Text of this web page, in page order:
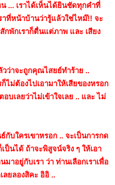
... เราได้เห็นได้ยินชัดทุกคำที่
าที่หน้าบ้านว่ารู้แล้วใช่ไหม๊!! จะ
กพักเราก็ตื่นแต่ภาพ และ เสียง
วว่าจะถูกคุณไสยย์ทำร้าย ..
ไม่ต้องไปเอามาให้เสียของหรอก
บเลยว่าไม่เข้าใจเลย .. และ ไม่
กับใครเขาหรอก .. จะเป็นการกด
ป็นได้ ถ้าจะพิสูจน์จริง ๆ ให้เอา
อยู่กับเรา ว่า ท่านเลือกเราเพื่อ
ลยลองสิคะ อิอิ ..